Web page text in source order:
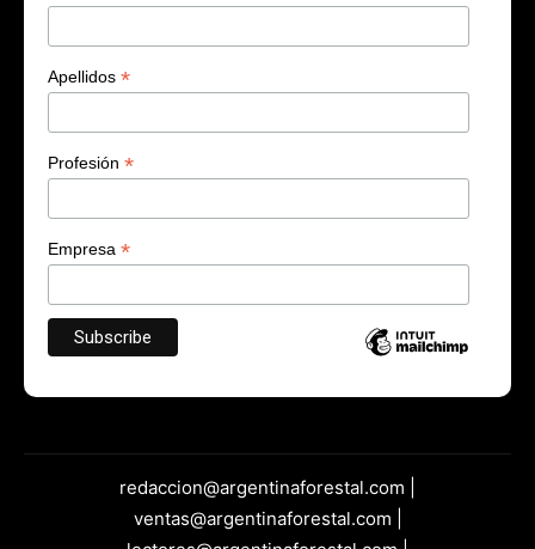
Apellidos *
Profesión *
Empresa *
redaccion@argentinaforestal.com |
ventas@argentinaforestal.com |